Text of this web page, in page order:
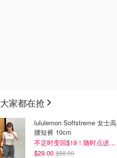
大家都在抢
lululemon Softstreme 女士高
腰短裤 10cm
不定时变回$19！随时点进来看
$29.00 $88.00